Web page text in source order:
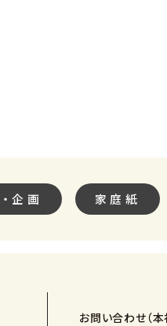
企画 家庭紙
お問い合わせ（本